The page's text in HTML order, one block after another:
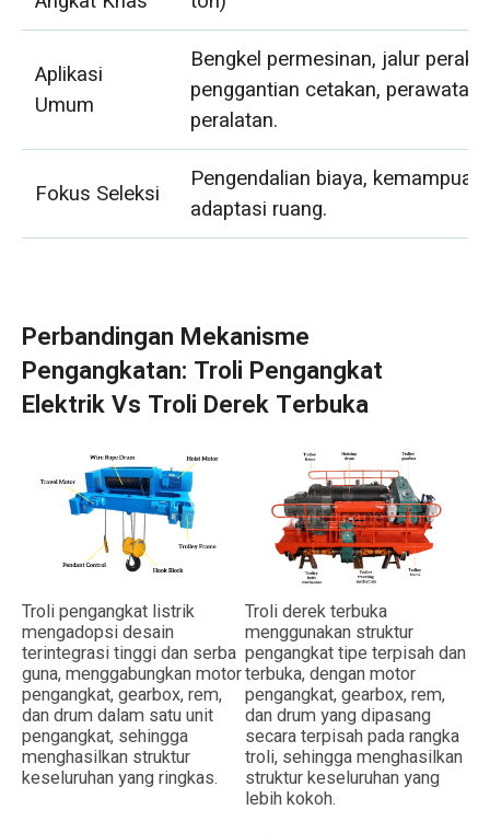
Aplikasi
Umum
Bengkel permesinan, jalur
penggantian cetakan, perawatan
peralatan.
Fokus Seleksi
Pengendalian biaya, kemampuan
adaptasi ruang.
Perbandingan Mekanisme
Pengangkatan: Troli Pengangkat
Elektrik Vs Troli Derek Terbuka
Troli pengangkat listrik
mengadopsi desain
terintegrasi tinggi dan serba
guna, menggabungkan motor
pengangkat, gearbox, rem,
dan drum dalam satu unit
pengangkat, sehingga
menghasilkan struktur
keseluruhan yang ringkas.
Troli derek terbuka
menggunakan struktur
pengangkat tipe terpisah dan
terbuka, dengan motor
pengangkat, gearbox, rem,
dan drum yang dipasang
secara terpisah pada rangka
troli, sehingga menghasilkan
struktur keseluruhan yang
lebih kokoh.